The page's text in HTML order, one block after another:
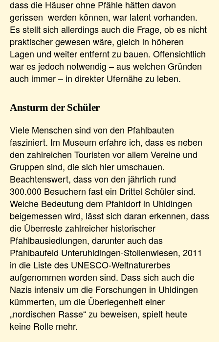
dass die Häuser ohne Pfähle hätten davon
gerissen werden können, war latent vorhanden.
Es stellt sich allerdings auch die Frage, ob es nicht
praktischer gewesen wäre, gleich in höheren
Lagen und weiter entfernt zu bauen. Offensichtlich
war es jedoch notwendig – aus welchen Gründen
auch immer – in direkter Ufernähe zu leben.
Ansturm der Schüler
Viele Menschen sind von den Pfahlbauten
fasziniert. Im Museum erfahre ich, dass es neben
den zahlreichen Touristen vor allem Vereine und
Gruppen sind, die sich hier umschauen.
Beachtenswert, dass von den jährlich rund
300.000 Besuchern fast ein Drittel Schüler sind.
Welche Bedeutung dem Pfahldorf in Uhldingen
beigemessen wird, lässt sich daran erkennen, dass
die Überreste zahlreicher historischer
Pfahlbausiedlungen, darunter auch das
Pfahlbaufeld Unteruhldingen-Stollenwiesen, 2011
in die Liste des UNESCO-Weltnaturerbes
aufgenommen worden sind. Dass sich auch die
Nazis intensiv um die Forschungen in Uhldingen
kümmerten, um die Überlegenheit einer
„nordischen Rasse“ zu beweisen, spielt heute
keine Rolle mehr.